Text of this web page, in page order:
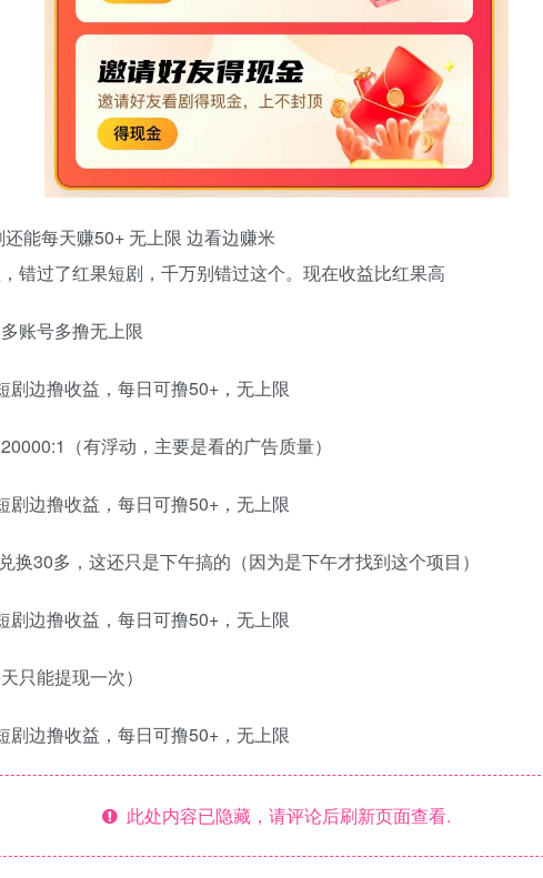
能每天赚50+ 无上限 边看边赚米
错过了红果短剧，千万别错过这个。现在收益比红果高
账号多撸无上限
（有浮动，主要是看的广告质量）
换30多，这还只是下午搞的（因为是下午才找到这个项目）
只能提现一次）
此处内容已隐藏，请评论后刷新页面查看.